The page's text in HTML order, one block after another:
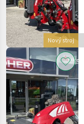
Nový stroj